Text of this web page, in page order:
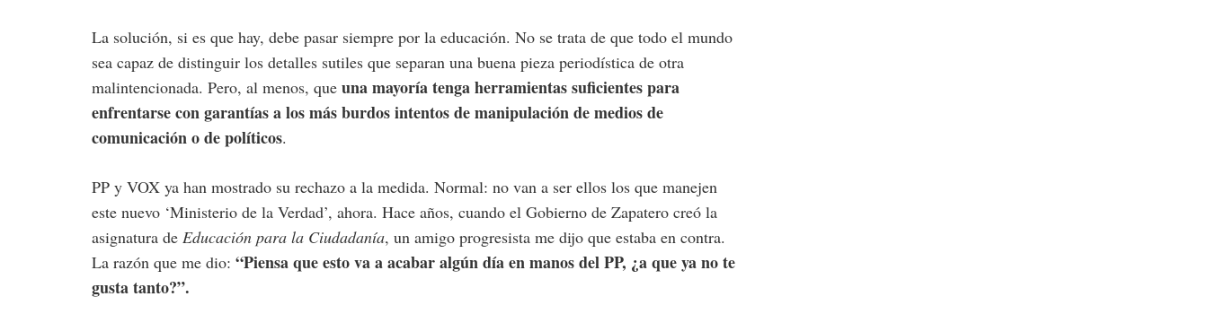
La solución, si es que hay, debe pasar siempre por la educación. No se trata de que todo el mundo
sea capaz de distinguir los detalles sutiles que separan una buena pieza periodística de otra
malintencionada. Pero, al menos, que una mayoría tenga herramientas suficientes para
enfrentarse con garantías a los más burdos intentos de manipulación de medios de
comunicación o de políticos.
PP y VOX ya han mostrado su rechazo a la medida. Normal: no van a ser ellos los que manejen
este nuevo ‘Ministerio de la Verdad’, ahora. Hace años, cuando el Gobierno de Zapatero creó la
asignatura de Educación para la Ciudadanía, un amigo progresista me dijo que estaba en contra.
La razón que me dio: “Piensa que esto va a acabar algún día en manos del PP, ¿a que ya no te
gusta tanto?”.